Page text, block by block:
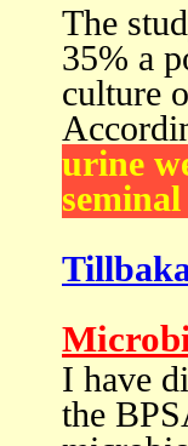
The
35% a
culture
urine
I have
the